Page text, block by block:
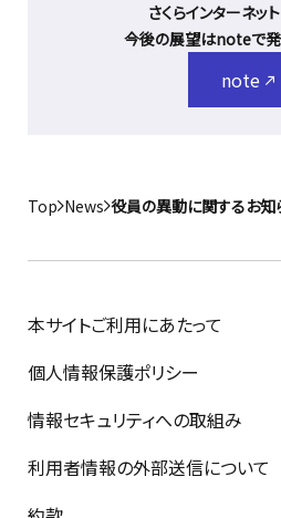
さくらインターネッ
今後の展望はnoteで発
note
Top News 役員の異動に関するお知
本サイトご利用にあたって
個人情報保護ポリシー
情報セキュリティへの取組み
利用者情報の外部送信について